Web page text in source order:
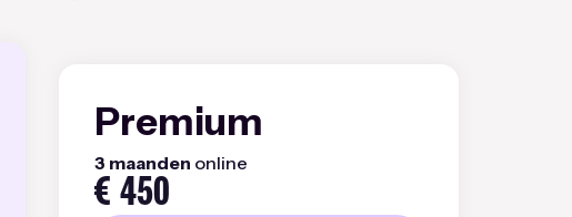
Premium
3 maanden online
€ 450